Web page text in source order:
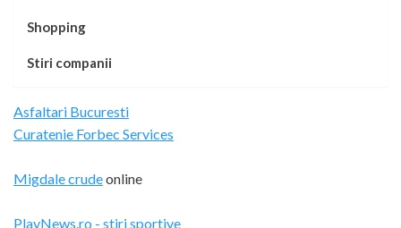
Shopping
Stiri companii
Asfaltari Bucuresti
Curatenie Forbec Services
Migdale crudeonline
PlayNews.ro - stiri sportive